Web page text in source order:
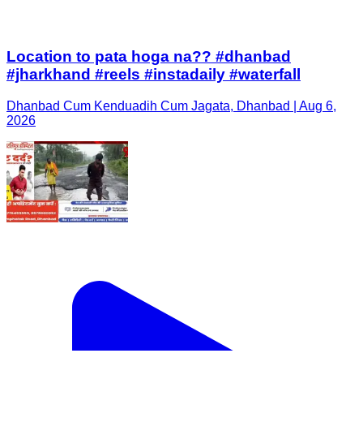
Location to pata hoga na?? #dhanbad
#jharkhand #reels #instadaily #waterfall
Dhanbad Cum Kenduadih Cum Jagata, Dhanbad | Aug 6,
2026